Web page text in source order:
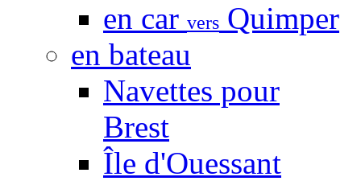
en car vers Quimper
en bateau
Navettes pour
Brest
Île d'Ouessant